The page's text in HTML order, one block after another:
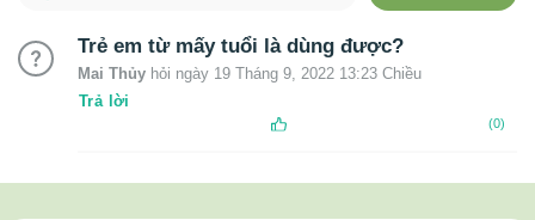
Trẻ em từ mấy tuổi là dùng được?
Mai Thủy hỏi ngày 19 Tháng 9, 2022 13:23 Chiều
Trả lời
(0)